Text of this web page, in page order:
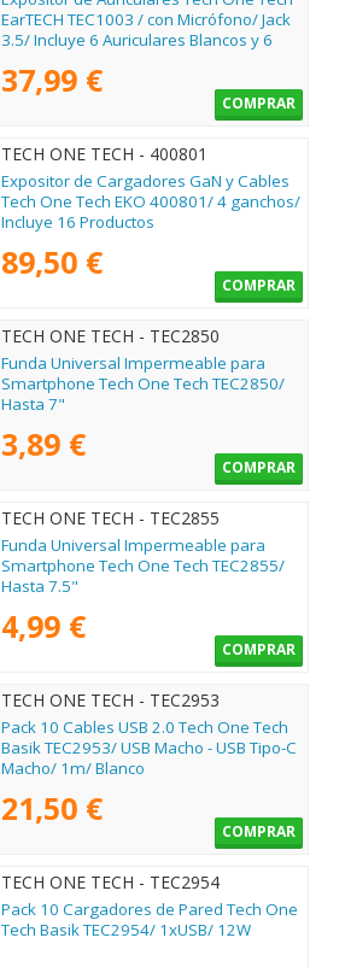
EarTECH TEC1003 / con Micrófono/ Jack
3.5/ Incluye 6 Auriculares Blancos y 6
37,99 €
COMPRAR
TECH ONE TECH - 400801
Expositor de Cargadores GaN y Cables
Tech One Tech EKO 400801/ 4 ganchos/
Incluye 16 Productos
89,50 €
COMPRAR
TECH ONE TECH - TEC2850
Funda Universal Impermeable para
Smartphone Tech One Tech TEC2850/
Hasta 7"
3,89 €
COMPRAR
TECH ONE TECH - TEC2855
Funda Universal Impermeable para
Smartphone Tech One Tech TEC2855/
Hasta 7.5"
4,99 €
COMPRAR
TECH ONE TECH - TEC2953
Pack 10 Cables USB 2.0 Tech One Tech
Basik TEC2953/ USB Macho - USB Tipo-C
Macho/ 1m/ Blanco
21,50 €
COMPRAR
TECH ONE TECH - TEC2954
Pack 10 Cargadores de Pared Tech One
Tech Basik TEC2954/ 1xUSB/ 12W